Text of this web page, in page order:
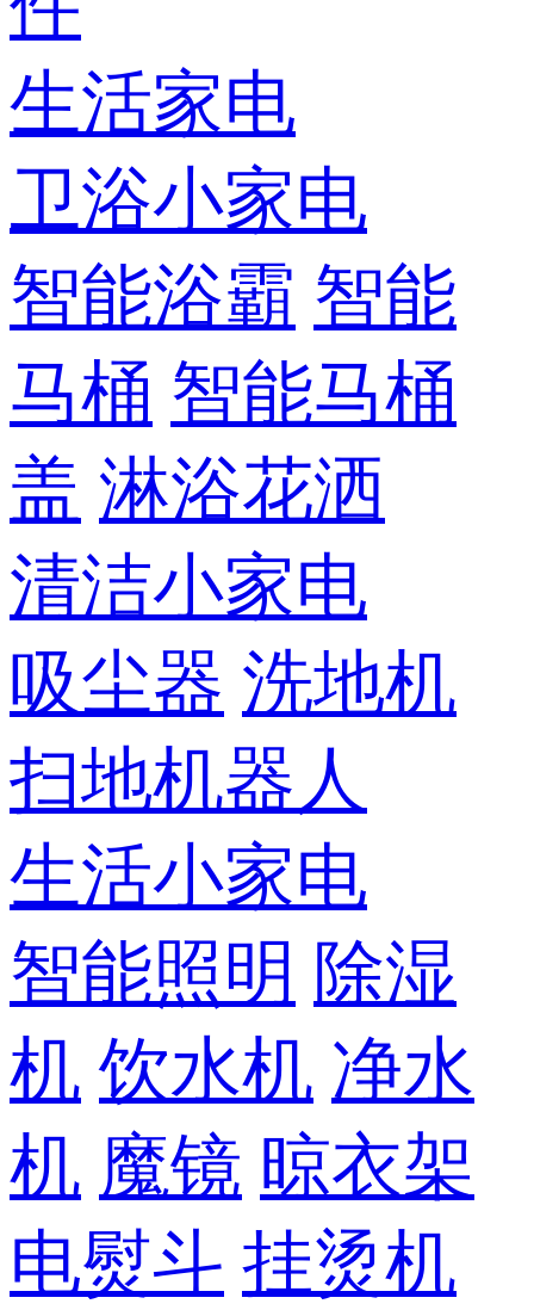
生活家电
卫浴小家电
智能浴霸 智能
马桶 智能马桶
盖 淋浴花洒
清洁小家电
吸尘器 洗地机
扫地机器人
生活小家电
智能照明 除湿
机 饮水机 净水
机 魔镜 晾衣架
电熨斗 挂烫机